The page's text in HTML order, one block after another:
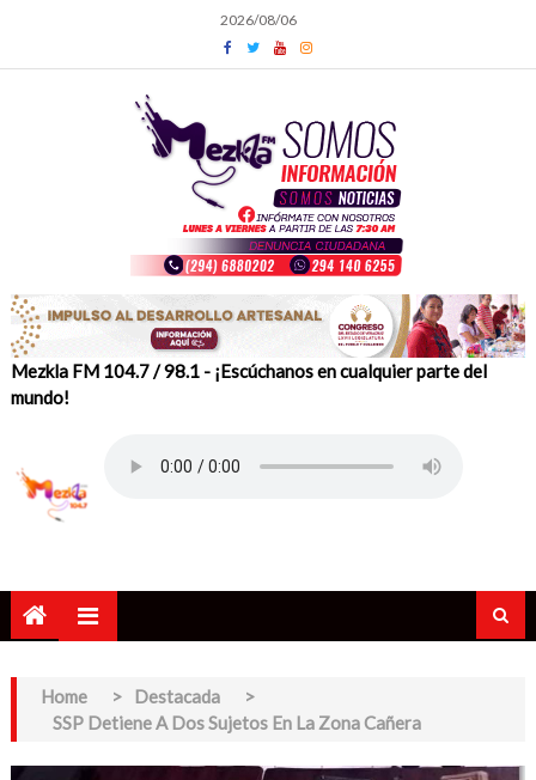
content
2026/08/06
Mezkla FM 104.7 / 98.1 - ¡Escúchanos en cualquier parte del
mundo!
Home > Destacada
>
SSP Detiene A Dos Sujetos En La Zona Cañera